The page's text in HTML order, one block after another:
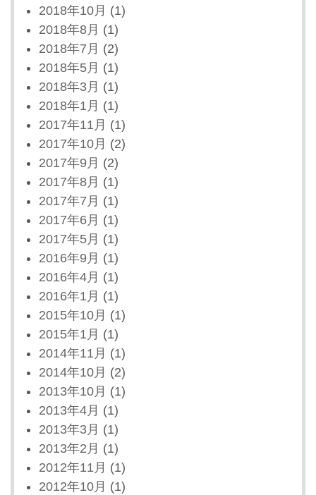
2018年10月 (1)
2018年8月 (1)
2018年7月 (2)
2018年5月 (1)
2018年3月 (1)
2018年1月 (1)
2017年11月 (1)
2017年10月 (2)
2017年9月 (2)
2017年8月 (1)
2017年7月 (1)
2017年6月 (1)
2017年5月 (1)
2016年9月 (1)
2016年4月 (1)
2016年1月 (1)
2015年10月 (1)
2015年1月 (1)
2014年11月 (1)
2014年10月 (2)
2013年10月 (1)
2013年4月 (1)
2013年3月 (1)
2013年2月 (1)
2012年11月 (1)
2012年10月 (1)